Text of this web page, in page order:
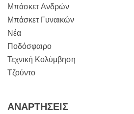
Μπάσκετ Ανδρών
Μπάσκετ Γυναικών
Νέα
Ποδόσφαιρο
Τεχνική Κολύμβηση
Τζούντο
ΑΝΑΡΤΉΣΕΙΣ